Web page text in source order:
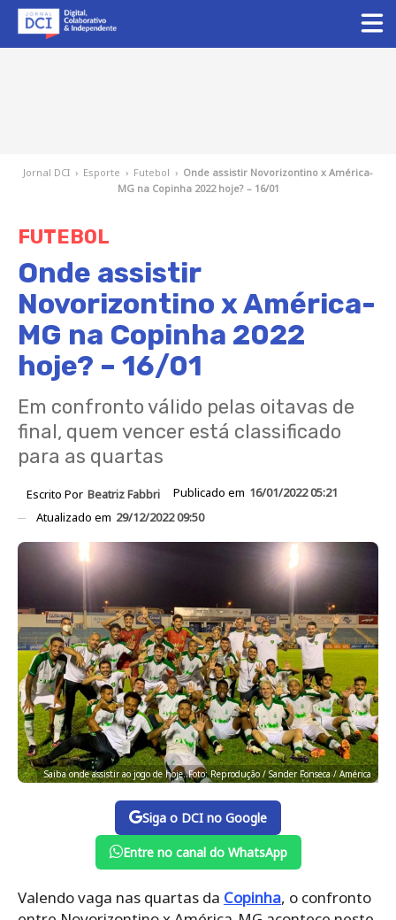
Jornal DCI › Esporte › Futebol › Onde assistir Novorizontino x América-
MG na Copinha 2022 hoje? – 16/01
FUTEBOL
Onde assistir
Novorizontino x América-
MG na Copinha 2022
hoje? – 16/01
Em confronto válido pelas oitavas de
final, quem vencer está classificado
para as quartas
Escrito Por Beatriz Fabbri Publicado em 16/01/2022 05:21
Atualizado em 29/12/2022 09:50
Saiba onde assistir ao jogo de hoje. Foto: Reprodução / Sander Fonseca / América
Siga o DCI no Google
Entre no canal do WhatsApp
Valendo vaga nas quartas da Copinha, o confronto